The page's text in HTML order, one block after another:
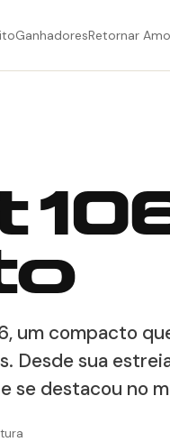
GanhadoresRetornar
um compacto
Desde sua
se destacou no